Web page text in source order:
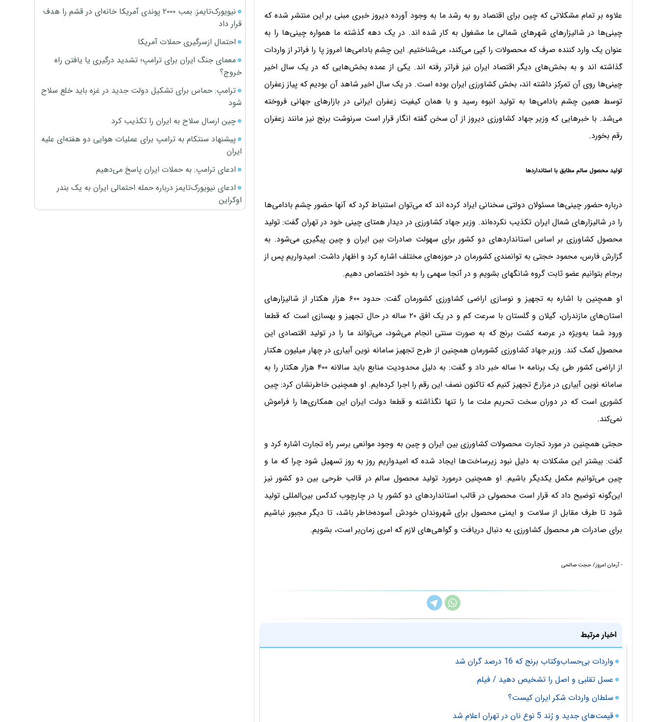
علاوه بر تمام مشکلاتی که چین برای اقتصاد رو به رشد ما به وجود آورده دیروز خبری مبنی بر این منتشر شده که
چینی‌ها در شالیزارهای شهرهای شمالی ما مشغول به کار شده اند. در یک دهه گذشته ما همواره چینی‌ها را به
عنوان یک وارد کننده صرف که محصولات را کپی می‌کند، می‌شناختیم. این چشم بادامی‌ها امروز پا را فراتر از واردات
گذاشته اند و به بخش‌های دیگر اقتصاد ایران نیز فراتر رفته اند. یکی از عمده بخش‌هایی که در یک سال اخیر
چینی‌ها روی آن تمرکز داشته اند، بخش کشاورزی ایران بوده است. در یک سال اخیر شاهد آن بودیم که پیاز زعفران
توسط همین چشم بادامی‌ها به تولید انبوه رسید و با همان کیفیت زعفران ایرانی در بازار‌های جهانی فروخته
می‌شد. با خبر‌هایی که وزیر جهاد کشاورزی دیروز از آن سخن گفته انگار قرار است سرنوشت برنج نیز مانند زعفران
رقم بخورد.
تولید محصول سالم مطابق با استانداردها
درباره حضور چینی‌ها مسئولان دولتی سخنانی ایراد کرده اند که می‌‌توان استنباط کرد که آنها حضور چشم بادامی‌ها
را در شالیزارهای شمال ایران تکذیب نکرده‌اند. وزیر جهاد کشاورزی در دیدار همتای چینی خود در تهران گفت: تولید
محصول کشاورزی بر اساس استانداردهای دو کشور برای سهولت صادرات بین ایران و چین پیگیری می‌شود. به
گزارش فارس، محمود حجتی به توانمندی‌ کشورمان در حوزه‌های مختلف اشاره کرد و اظهار داشت: امیدواریم پس از
برجام بتوانیم عضو ثابت گروه شانگهای بشویم و در آنجا سهمی را به خود اختصاص دهیم.
او همچنین با اشاره به تجهیز و نوسازی اراضی کشاورزی کشورمان گفت: حدود ۶۰۰ هزار هکتار از شالیزارهای
استان‌های مازندران، گیلان و گلستان با سرعت کم و در یک افق ۲۰ ساله در حال تجهیز و بهسازی است که قطعا
ورود شما به‌ویژه در عرصه کشت برنج که به صورت سنتی انجام می‌شود، می‌تواند ما را در تولید اقتصادی این
محصول کمک کند. وزیر جهاد کشاورزی کشورمان همچنین از طرح تجهیز سامانه نوین آبیاری در چهار میلیون هکتار
از اراضی کشور طی یک برنامه ۱۰ ساله خبر داد و گفت: به دلیل محدودیت منابع باید سالانه ۴۰۰ هزار هکتار را به
سامانه نوین آبیاری در مزارع تجهیز کنیم که تاکنون نصف این رقم را اجرا کرده‌ایم. او همچنین خاطرنشان کرد: چین
کشوری است که در دوران سخت تحریم ملت ما را تنها نگذاشته و قطعا دولت ایران این همکاری‌ها را فراموش
نمی‌کند.
حجتی همچنین در مورد تجارت محصولات کشاورزی بین ایران و چین به وجود موانعی برسر راه تجارت اشاره کرد و
گفت: بیشتر این مشکلات به دلیل نبود زیرساخت‌ها ایجاد شده که امیدواریم روز به روز تسهیل شود چرا که ما و
چین می‌توانیم مکمل یکدیگر باشیم. او همچنین درمورد تولید محصول سالم در قالب طرحی بین دو کشور نیز
این‌گونه توضیح داد که قرار است محصولی در قالب استانداردهای دو کشور یا در چارچوب کدکس بین‌المللی تولید
شود تا طرف مقابل از سلامت و ایمنی محصول برای شهروندان خودش آسوده‌خاطر باشد، تا دیگر مجبور نباشیم
برای صادرات هر محصول کشاورزی به دنبال دریافت و گواهی‌های لازم که امری زمان‌بر است، بشویم.
- آرمان امروز/ حجت صالحی
اخبار مرتبط
واردات بی‌حساب‌وکتاب برنج که 16 درصد گران شد
عسل تقلبی و اصل را تشخیص دهید / فیلم
سلطان واردات شکر ایران کیست؟
قیمت‌های جدید و رُند 5 نوع نان در تهران اعلام شد
نیویورک‌تایمز: بمب ۲۰۰۰ پوندی آمریکا خانه‌ای در قشم را هدف
قرار داد
احتمال ازسرگیری حملات آمریکا
معمای جنگ ایران برای ترامپ؛ تشدید درگیری یا یافتن راه
خروج؟
ترامپ: حماس برای تشکیل دولت جدید در غزه باید خلع سلاح
شود
چین ارسال سلاح به ایران را تکذیب کرد
پیشنهاد سنتکام به ترامپ برای عملیات هوایی دو هفته‌ای علیه
ایران
ادعای ترامپ: به حملات ایران پاسخ می‌دهیم
ادعای نیویورک‌تایمز درباره حمله احتمالی ایران به یک بندر
اوکراین